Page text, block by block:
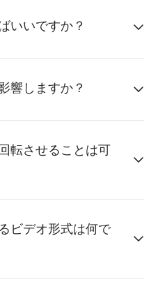
いいですか？
響しますか？
転させることは可
ビデオ形式は何で